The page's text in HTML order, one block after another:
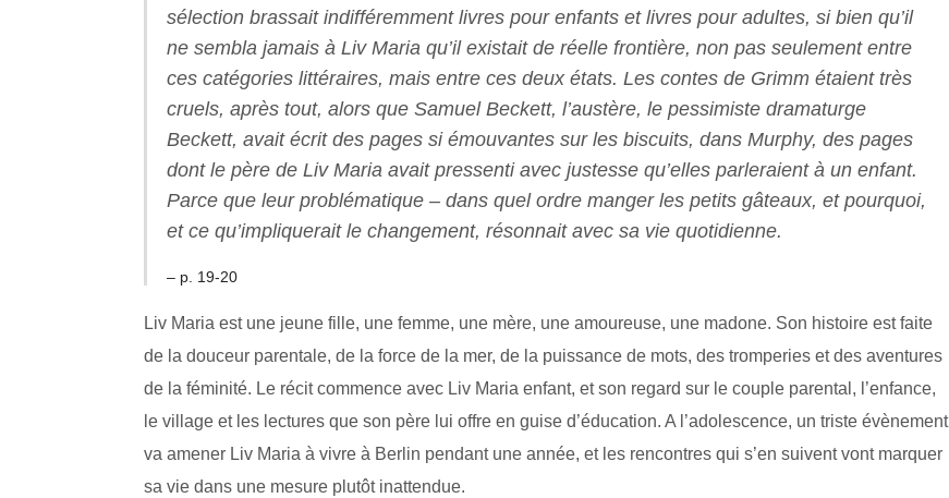
sélection brassait indifféremment livres pour enfants et livres pour adultes, si bien qu’il
ne sembla jamais à Liv Maria qu’il existait de réelle frontière, non pas seulement entre
ces catégories littéraires, mais entre ces deux états. Les contes de Grimm étaient très
cruels, après tout, alors que Samuel Beckett, l’austère, le pessimiste dramaturge
Beckett, avait écrit des pages si émouvantes sur les biscuits, dans Murphy, des pages
dont le père de Liv Maria avait pressenti avec justesse qu’elles parleraient à un enfant.
Parce que leur problématique – dans quel ordre manger les petits gâteaux, et pourquoi,
et ce qu’impliquerait le changement, résonnait avec sa vie quotidienne.
– p. 19-20
Liv Maria est une jeune fille, une femme, une mère, une amoureuse, une madone. Son histoire est faite
de la douceur parentale, de la force de la mer, de la puissance de mots, des tromperies et des aventures
de la féminité. Le récit commence avec Liv Maria enfant, et son regard sur le couple parental, l’enfance,
le village et les lectures que son père lui offre en guise d’éducation. A l’adolescence, un triste évènement
va amener Liv Maria à vivre à Berlin pendant une année, et les rencontres qui s’en suivent vont marquer
sa vie dans une mesure plutôt inattendue.